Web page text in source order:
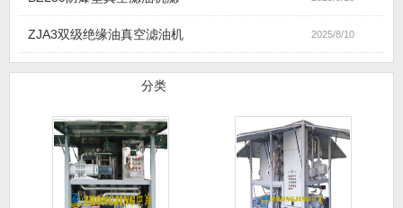
ZJA3双级绝缘油真空滤油机 2025/8/10
分类